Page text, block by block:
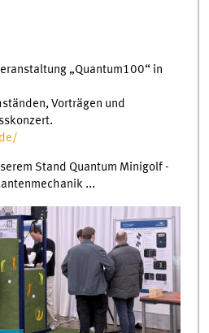
„Quantum100“ in
Vorträgen und
Stand Quantum Minigolf -
...